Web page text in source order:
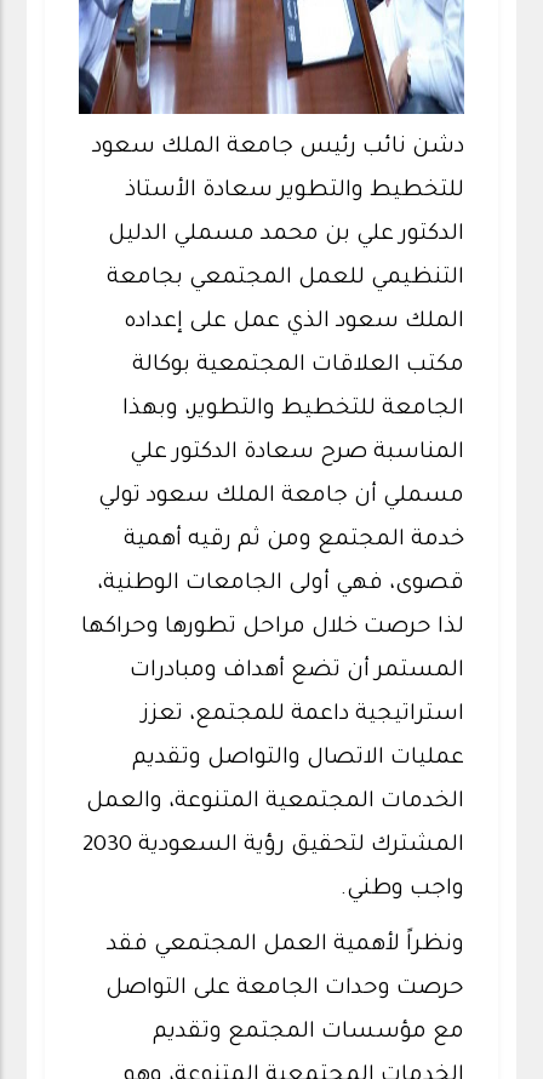
دشن نائب رئيس جامعة الملك سعود
للتخطيط والتطوير سعادة الأستاذ
الدكتور علي بن محمد مسملي الدليل
التنظيمي للعمل المجتمعي بجامعة
الملك سعود الذي عمل على إعداده
مكتب العلاقات المجتمعية بوكالة
الجامعة للتخطيط والتطوير، وبهذا
المناسبة صرح سعادة الدكتور علي
مسملي أن جامعة الملك سعود تولي
خدمة المجتمع ومن ثم رقيه أهمية
قصوى، فهي أولى الجامعات الوطنية،
لذا حرصت خلال مراحل تطورها وحراكها
المستمر أن تضع أهداف ومبادرات
استراتيجية داعمة للمجتمع، تعزز
عمليات الاتصال والتواصل وتقديم
الخدمات المجتمعية المتنوعة، والعمل
المشترك لتحقيق رؤية السعودية 2030
واجب وطني.
ونظراً لأهمية العمل المجتمعي فقد
حرصت وحدات الجامعة على التواصل
مع مؤسسات المجتمع وتقديم